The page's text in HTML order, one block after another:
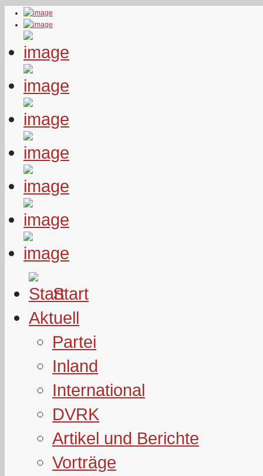
Start
Aktuell
Partei
Inland
International
DVRK
Artikel und Berichte
Vorträge